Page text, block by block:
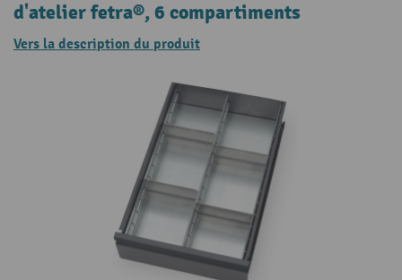
d'atelier fetra®, 6 compartiments
Vers la description du produit